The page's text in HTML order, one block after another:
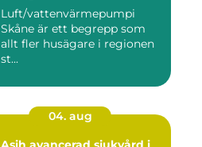
Luft/vattenvärmepumpi
Skåne är ett begrepp som
allt fler husägare i regionen
st...
04. aug